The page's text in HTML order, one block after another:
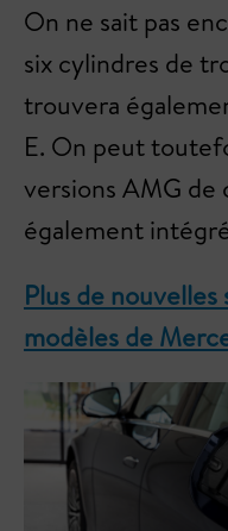
On ne sait pas
six cylindres de
trouvera
E. On peut
versions AMG de
également
Plus de
modèles de